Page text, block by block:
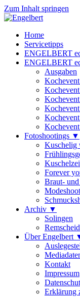
Zum Inhalt springen
Engelbert
Lifestyle – Shopping –
Home
Servicetipps
ENGELBERT
ENGELBERT
Ausgaben
Kochevent
Fotoshootings ▼
Kuschelig
Forever
Braut-
Archiv ▼
Solingen
Über Engelbert
Kontakt
Impressum
Erklärung